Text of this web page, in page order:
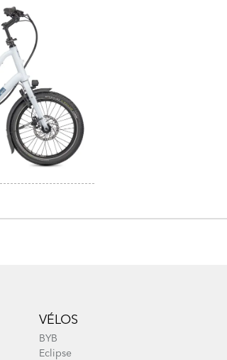
VÉLOS
BYB
Eclipse